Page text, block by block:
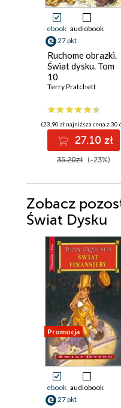
ebook audiobook
27 pkt
Ruchome obrazki.
Świat dysku. Tom
10
Terry Pratchett
(23,90 zł najniższa cena z 30
27.10 zł
35.20zł (-23%)
Zobacz
Świat Dysku
Promocja
ebook audiobook
27 pkt